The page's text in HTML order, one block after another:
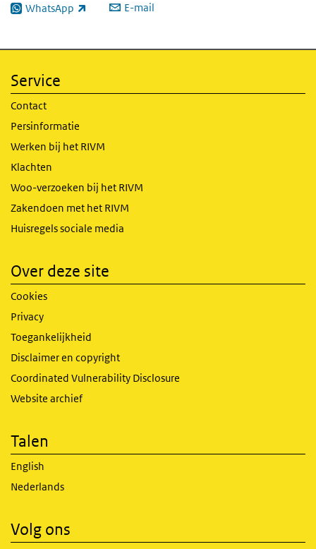
WhatsApp
(externe link) E-mail
Service
Contact
Persinformatie
Werken bij het RIVM
Klachten
Woo-verzoeken bij het RIVM
Zakendoen met het RIVM
Huisregels sociale media
Over deze site
Cookies
Privacy
Toegankelijkheid
Disclaimer en copyright
Coordinated Vulnerability Disclosure
Website archief
Talen
English
Nederlands
Volg ons